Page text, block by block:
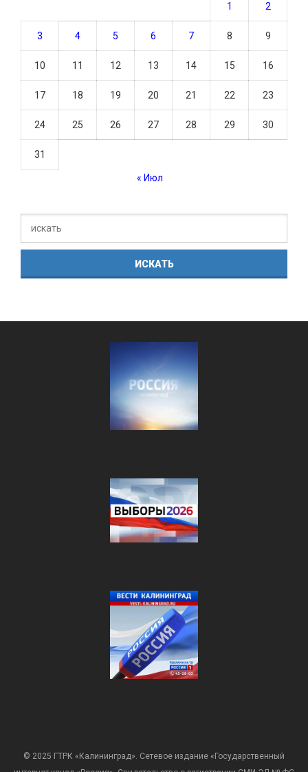
1 2
3 4 5 6 7 8 9
10 11 12 13 14 15 16
17 18 19 20 21 22 23
24 25 26 27 28 29 30
31
« Июл
© 2025 ГТРК «Калининград». Сетевое издание «Государственный